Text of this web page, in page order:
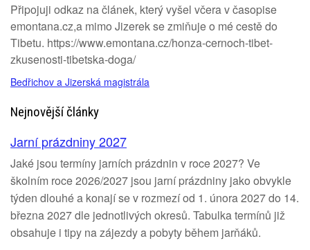
Připojuji odkaz na článek, který vyšel včera v časopise
emontana.cz,a mimo Jizerek se zmiňuje o mé cestě do
Tibetu. https://www.emontana.cz/honza-cernoch-tibet-
zkusenosti-tibetska-doga/
Bedřichov a Jizerská magistrála
Nejnovější články
Jarní prázdniny 2027
Jaké jsou termíny jarních prázdnin v roce 2027? Ve
školním roce 2026/2027 jsou jarní prázdniny jako obvykle
týden dlouhé a konají se v rozmezí od 1. února 2027 do 14.
března 2027 dle jednotlivých okresů. Tabulka termínů již
obsahuje i tipy na zájezdy a pobyty během jarňáků.